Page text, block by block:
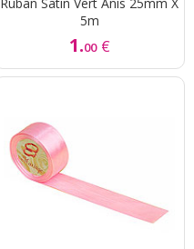
5m
1.00 €